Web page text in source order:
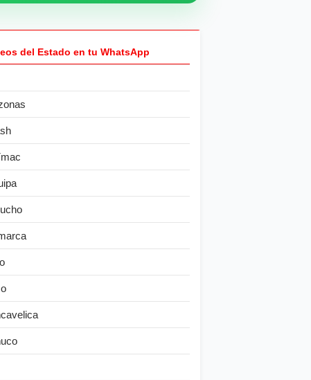
del Estado en tu WhatsApp